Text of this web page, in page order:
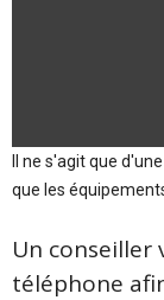
Il ne s'agit que
que les
Un conseiller
téléphone